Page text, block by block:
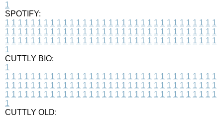
1
SPOTIFY:
1 1 1 1 1 1 1 1 1 1 1 1 1 1 1 1 1 1 1 1 1 1 1 1 1 1 1 1 1 1 1 1 1
1 1 1 1 1 1 1 1 1 1 1 1 1 1 1 1 1 1 1 1 1 1 1 1 1 1 1 1 1 1 1 1 1
1 1 1 1 1 1 1 1 1 1 1 1 1 1 1 1 1 1 1 1 1 1 1 1 1 1 1 1 1 1 1 1 1
1
CUTTLY BIO:
1
1 1 1 1 1 1 1 1 1 1 1 1 1 1 1 1 1 1 1 1 1 1 1 1 1 1 1 1 1 1 1 1 1
1 1 1 1 1 1 1 1 1 1 1 1 1 1 1 1 1 1 1 1 1 1 1 1 1 1 1 1 1 1 1 1 1
1 1 1 1 1 1 1 1 1 1 1 1 1 1 1 1 1 1 1 1 1 1 1 1 1 1 1 1 1 1 1 1 1
1
CUTTLY OLD: